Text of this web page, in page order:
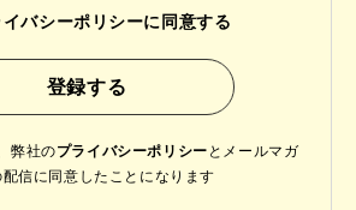
イバシーポリシーに同意する
弊社のプライバシーポリシー と メールマガ
配信に同意したことになります